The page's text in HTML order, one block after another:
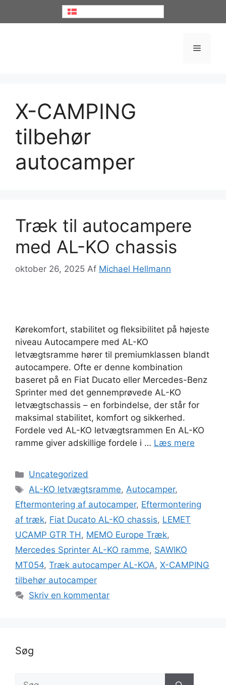
Menu
X-CAMPING
tilbehør
autocamper
Træk til autocampere
med AL-KO chassis
oktober 26, 2025 Af Michael Hellmann
Kørekomfort, stabilitet og fleksibilitet på højeste
niveau Autocampere med AL-KO
letvægtsramme hører til premiumklassen blandt
autocampere. Ofte er denne kombination
baseret på en Fiat Ducato eller Mercedes-Benz
Sprinter med det gennemprøvede AL-KO
letvægtschassis – en forbindelse, der står for
maksimal stabilitet, komfort og sikkerhed.
Fordele ved AL-KO letvægtsrammen En AL-KO
ramme giver adskillige fordele i … Læs mere
Kategorier
Uncategorized
Tags
AL-KO letvægtsramme,Autocamper,
Eftermontering af autocamper, Eftermontering
af træk, Fiat Ducato AL-KO chassis, LEMET
UCAMP GTR TH, MEMO Europe Træk,
Mercedes Sprinter AL-KO ramme, SAWIKO
MT054, Træk autocamper AL-KOA, X-CAMPING
tilbehør autocamper
Skriv en kommentar
Søg
Søg